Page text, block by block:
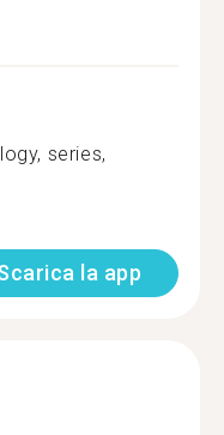
series,
la app